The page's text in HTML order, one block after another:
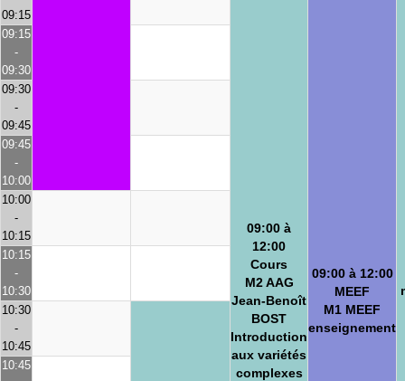
09:15
09:00 à
12:00
Cours
M2 AAG
Jean-Benoît
BOST
Introduction
aux variétés
complexes
09:00 à 12:00
MEEF
M1 MEEF
enseignement
09:15
-
09:30
09:30
-
09:45
09:45
-
10:00
10:00
-
10:15
10:15
-
10:30
10:30
-
10:45
10:45